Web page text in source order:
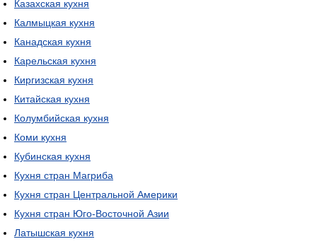
Казахская кухня
Калмыцкая кухня
Канадская кухня
Карельская кухня
Киргизская кухня
Китайская кухня
Колумбийская кухня
Коми кухня
Кубинская кухня
Кухня стран Магриба
Кухня стран Центральной Америки
Кухня стран Юго-Восточной Азии
Латышская кухня